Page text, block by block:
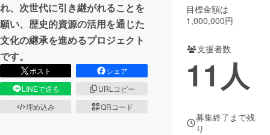
CAMPFIRE for Social Good
CAMPFIRE Creation
CAMPFIREふるさと納税machi-ya コミュニティ
れ、次世代に引き継がれることを
願い、歴史的資源の活用を通じた
文化の継承を進めるプロジェクト
です。
ポスト
シェア
LINEで送る
URLコピー
埋め込み
QRコード
目標金額は
1,000,000円
支援者数
11 人
募集終了まで残
り